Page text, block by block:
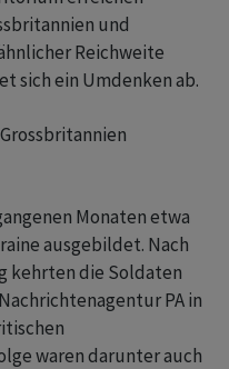
und
Reichweite
sich ein Umdenken ab.
Monaten etwa
ausgebildet. Nach
kehrten die Soldaten
PA in
waren darunter auch